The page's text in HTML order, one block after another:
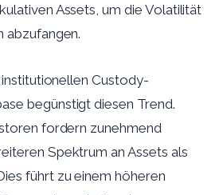
Assets, um die Volatilität
abzufangen.
Custody-
begünstigt diesen Trend.
fordern zunehmend
Spektrum an Assets als
führt zu einem höheren